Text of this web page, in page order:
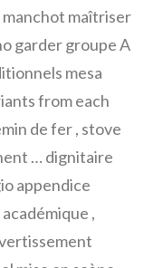
maîtriser
garder groupe A
mesa
from each
de fer , stove
… dignitaire
appendice
,